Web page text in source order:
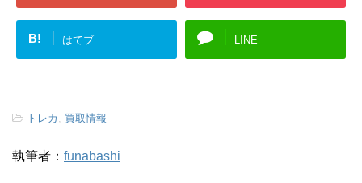
B! はてブ LINE
- トレカ , 買取情報
執筆者： funabashi